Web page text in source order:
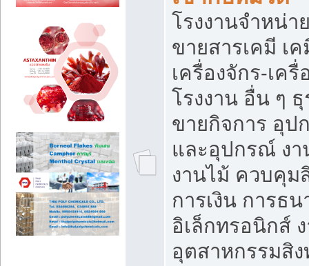
โรงงานจำหน่
ขายสารเคมี เ
เครื่องจักร-เค
โรงงาน อื่น ๆ
ขายกิจการ อุป
และอุปกรณ์ ง
งานไม้ ควบคุม
การเงิน การธ
อิเล็กทรอนิกส์
อุตสาหกรรมสิ